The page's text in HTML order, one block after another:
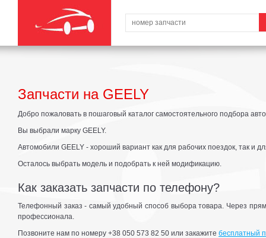
Запчасти на GEELY
Добро пожаловать в пошаговый каталог самостоятельного подбора
Вы выбрали марку GEELY.
Автомобили GEELY - хороший вариант как для рабочих поездок, так и
Осталось выбрать модель и подобрать к ней модификацию.
Как заказать запчасти по телефону?
Телефонный заказ - самый удобный способ выбора товара. Через
профессионала.
Позвоните нам по номеру +38 050 573 82 50 или закажите бесплатный